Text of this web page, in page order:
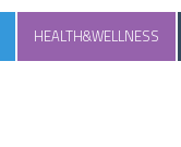
HEALTH&WELLNESS